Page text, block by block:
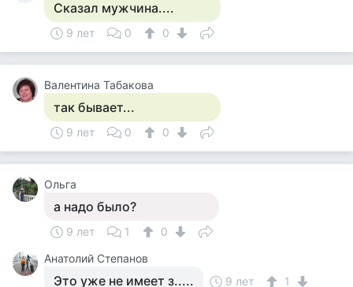
Сказал мужчина....
9 лет 0 0
Валентина Табакова
так бывает...
9 лет 0 0
Ольга
а надо было?
9 лет 1
0
Анатолий Степанов
Это уже не имеет з..... 9 лет 1